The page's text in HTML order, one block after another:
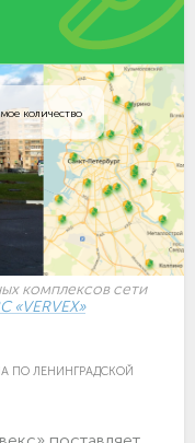
количество
комплексов сети
«VERVEX»
ПО ЛЕНИНГРАДСКОЙ